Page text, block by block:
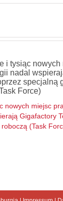
nowych miejsc
Gigafactory
(Task